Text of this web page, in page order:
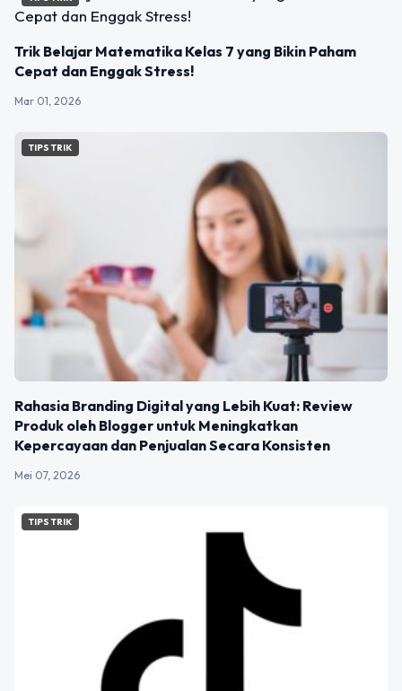
Trik Belajar Matematika Kelas 7 yang Bikin Paham
Cepat dan Enggak Stress!
Mar 01, 2026
TIPS TRIK
Rahasia Branding Digital yang Lebih Kuat: Review
Produk oleh Blogger untuk Meningkatkan
Kepercayaan dan Penjualan Secara Konsisten
Mei 07, 2026
TIPS TRIK